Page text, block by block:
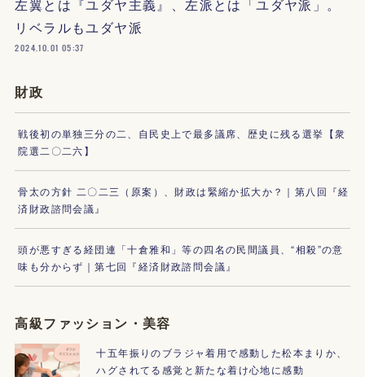
左翼とは『ユダヤ主義』、左派とは「ユダヤ派」。
リベラルもユダヤ派
2024.10.01 05:37
財政
戦後初の単独三分の二、自民史上で最多議席、歴史に残る選挙【衆
院選二〇二六】
骨太の方針 二〇二三（原案）、財政は緊縮か拡大か？｜第八回『経
済財政諮問会議』
頭が悪すぎる経団連「十倉雅和」等の四名の民間議員、“相殺”の意
味も分からず｜第七回『経済財政諮問会議』
高級ファッション・美容
十五年振りのブラジャ着用で感動した松本まりか、
ハグされてる感覚と新たな着け心地に感動